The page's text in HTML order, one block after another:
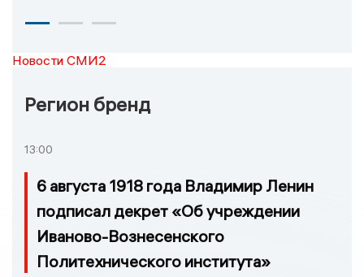
Новости СМИ2
Регион бренд
13:00
6 августа 1918 года Владимир Ленин
подписал декрет «Об учреждении
Иваново-Вознесенского
Политехнического института»